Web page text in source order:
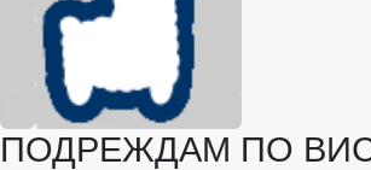
ПОДРЕЖДАМ ПО